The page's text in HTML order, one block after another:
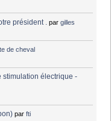
président . pargilles
de cheval
stimulation électrique -
parfti